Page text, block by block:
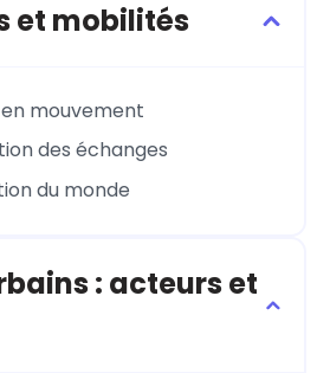
et mobilités
mouvement
des échanges
du monde
: acteurs et